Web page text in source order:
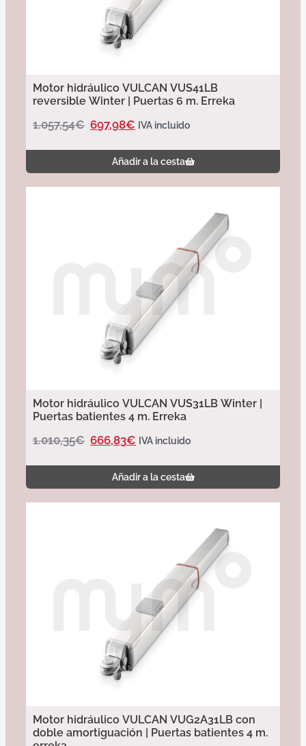
Motor hidráulico VULCAN VUS41LB
reversible Winter | Puertas 6 m. Erreka
1.057,54€ 697,98€ IVA incluido
Añadir a la cesta
Motor hidráulico VULCAN VUS31LB Winter |
Puertas batientes 4 m. Erreka
1.010,35€ 666,83€ IVA incluido
Añadir a la cesta
Motor hidráulico VULCAN VUG2A31LB con
doble amortiguación | Puertas batientes 4 m.